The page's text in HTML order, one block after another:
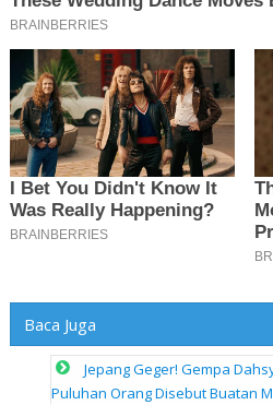
Baca Juga
Jepang Geger! Gempa
Puluhan Orang Disebut Buatan